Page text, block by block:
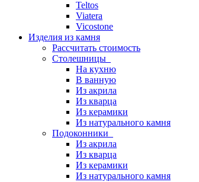
Teltos
Viatera
Vicostone
Изделия из камня
Рассчитать стоимость
Столешницы
На кухню
В ванную
Из акрила
Из кварца
Из керамики
Из натурального камня
Подоконники
Из акрила
Из кварца
Из керамики
Из натурального камня